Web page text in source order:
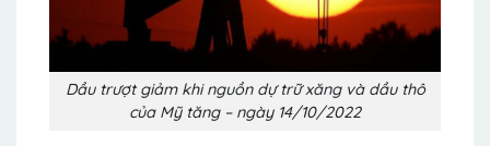
Dầu trượt giảm khi nguồn dự trữ xăng và dầu thô
của Mỹ tăng – ngày 14/10/2022